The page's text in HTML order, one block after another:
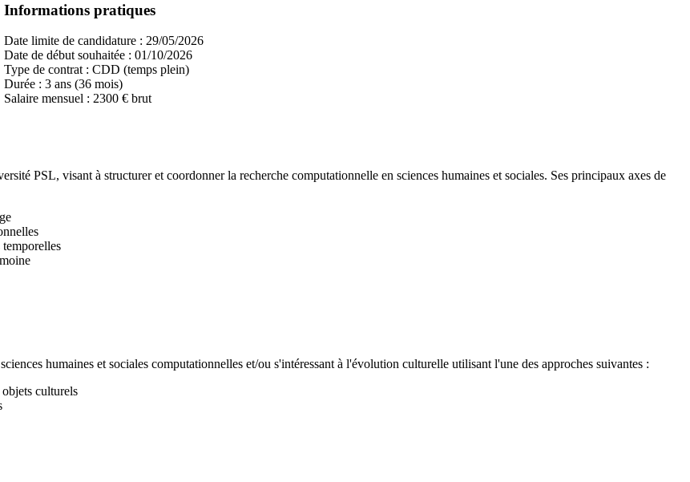
Informations pratiques
Date limite de candidature : 29/05/2026
Date de début souhaitée : 01/10/2026
Type de contrat : CDD (temps plein)
Durée : 3 ans (36 mois)
Salaire mensuel : 2300 € brut
PSL, visant à structurer et coordonner la recherche computationnelle en sciences humaines et sociales. Ses principaux axes de
humaines et sociales computationnelles et/ou s'intéressant à l'évolution culturelle utilisant l'une des approches suivantes :
culturels